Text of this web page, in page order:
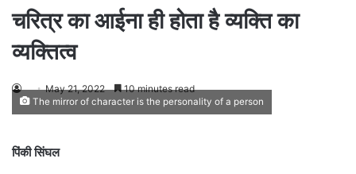
चरित्र का आईना ही होता है व्यक्ति का
व्यक्तित्व
May 21, 2022 10 minutes read
The mirror of character is the personality of a person
पिंकी सिंघल